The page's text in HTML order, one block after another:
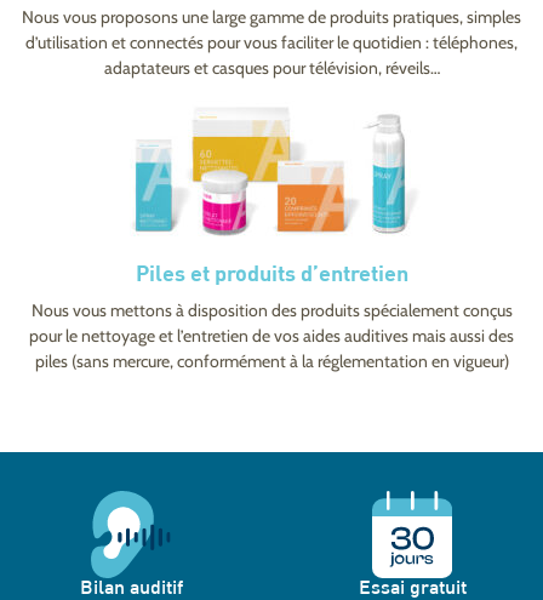
Nous vous proposons une large gamme de produits pratiques, simples
d’utilisation et connectés pour vous faciliter le quotidien : téléphones,
adaptateurs et casques pour télévision, réveils…
Piles et produits d’entretien
Nous vous mettons à disposition des produits spécialement conçus
pour le nettoyage et l’entretien de vos aides auditives mais aussi des
piles (sans mercure, conformément à la réglementation en vigueur)
Bilan auditif
Essai gratuit